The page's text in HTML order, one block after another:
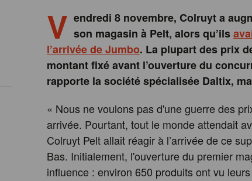
V endredi 8 novembre, Colruyt a
son magasin à Pelt, alors qu’ils
l’arrivée de Jumbo. La plupart des prix
montant fixé avant l’ouverture du
rapporte la société spécialisée Daltix,
« Nous ne voulons pas d'une guerre des
arrivée. Pourtant, tout le monde attendait
Colruyt Pelt allait réagir à l’arrivée de ce
Bas. Initialement, l'ouverture du premier
influence : environ 650 produits ont vu